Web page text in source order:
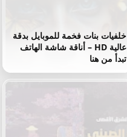
خلفيات بنات فخمة للموبايل بدقة
عالية HD – أناقة شاشة الهاتف
تبدأ من هنا